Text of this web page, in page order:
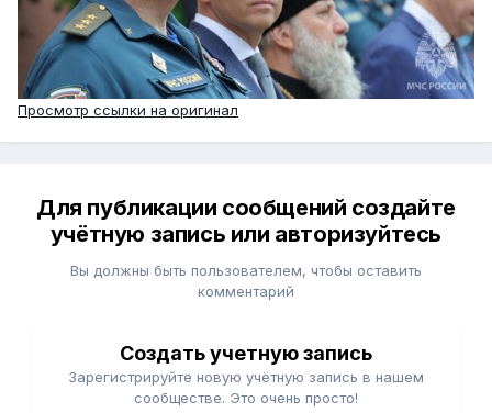
Просмотр ссылки на оригинал
Для публикации сообщений создайте
учётную запись или авторизуйтесь
Вы должны быть пользователем, чтобы оставить
комментарий
Создать учетную запись
Зарегистрируйте новую учётную запись в нашем
сообществе. Это очень просто!